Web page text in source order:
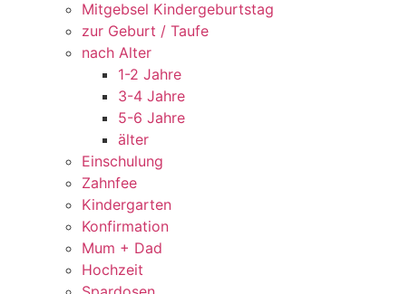
Mitgebsel Kindergeburtstag
zur Geburt / Taufe
nach Alter
1-2 Jahre
3-4 Jahre
5-6 Jahre
älter
Einschulung
Zahnfee
Kindergarten
Konfirmation
Mum + Dad
Hochzeit